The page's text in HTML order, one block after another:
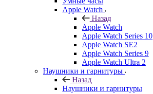
Apple Watch
Назад
Apple Watch
Apple Watch Series 10
Apple Watch SE2
Apple Watch Series 9
Apple Watch Ultra 2
Наушники и гарнитуры
Назад
Наушники и гарнитуры